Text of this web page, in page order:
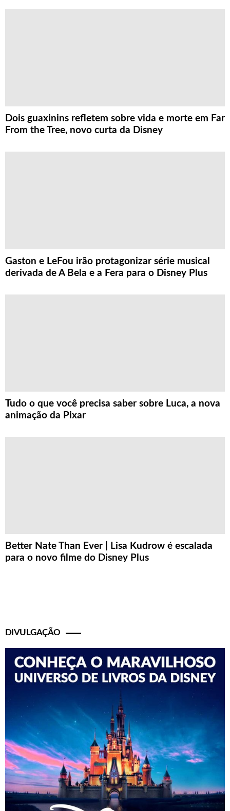
Dois guaxinins refletem sobre vida e morte em Far
From the Tree, novo curta da Disney
Gaston e LeFou irão protagonizar série musical
derivada de A Bela e a Fera para o Disney Plus
Tudo o que você precisa saber sobre Luca, a nova
animação da Pixar
Better Nate Than Ever | Lisa Kudrow é escalada
para o novo filme do Disney Plus
DIVULGAÇÃO